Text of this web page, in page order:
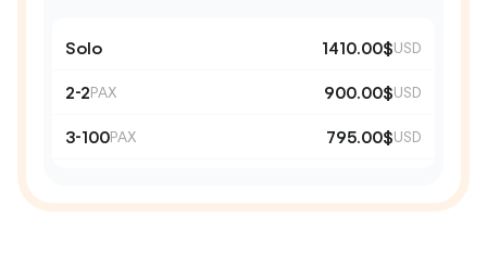
Solo 1410.00$USD
2-2PAX 900.00$USD
3-100PAX 795.00$USD